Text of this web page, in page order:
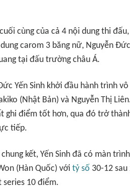
cùng của cả 4 nội dung thi
carom 3 băng nữ, Nguyễn
tại đấu trường châu Á.
Yến Sinh khởi đầu hành trình
(Nhật Bản) và Nguyễn Thị
ghi điểm tốt hơn, qua đó trở
tiếp.
kết, Yến Sinh đã có màn
(Hàn Quốc) với tỷ số 30-12
10 điểm.